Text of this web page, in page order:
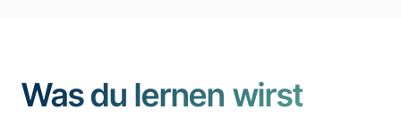
Was du lernen wirst